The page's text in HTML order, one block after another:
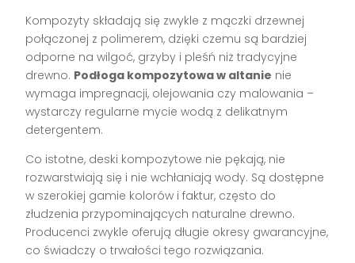
Kompozyty składają się zwykle z mączki drzewnej
połączonej z polimerem, dzięki czemu są bardziej
odporne na wilgoć, grzyby i pleśń niż tradycyjne
drewno. Podłoga kompozytowa w altanie nie
wymaga impregnacji, olejowania czy malowania –
wystarczy regularne mycie wodą z delikatnym
detergentem.
Co istotne, deski kompozytowe nie pękają, nie
rozwarstwiają się i nie wchłaniają wody. Są dostępne
w szerokiej gamie kolorów i faktur, często do
złudzenia przypominających naturalne drewno.
Producenci zwykle oferują długie okresy gwarancyjne,
co świadczy o trwałości tego rozwiązania.